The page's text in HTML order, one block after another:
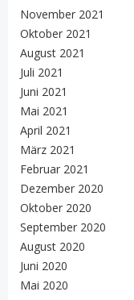
November 2021
Oktober 2021
August 2021
Juli 2021
Juni 2021
Mai 2021
April 2021
März 2021
Februar 2021
Dezember 2020
Oktober 2020
September 2020
August 2020
Juni 2020
Mai 2020